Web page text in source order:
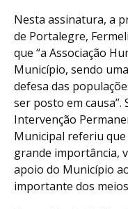
Nesta assinatura, a
de Portalegre,
que “a Associação
Município, sendo
defesa das
ser posto em causa”.
Intervenção
Municipal referiu que
grande importância,
apoio do Município
importante dos